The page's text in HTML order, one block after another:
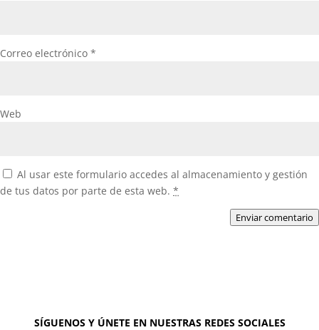
Correo electrónico *
Web
Al usar este formulario accedes al almacenamiento y gestión
de tus datos por parte de esta web. *
Enviar comentario
SÍGUENOS Y ÚNETE EN NUESTRAS REDES SOCIALES